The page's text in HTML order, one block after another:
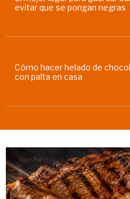
evitar que se pongan negras
Cómo hacer helado de
con palta en casa